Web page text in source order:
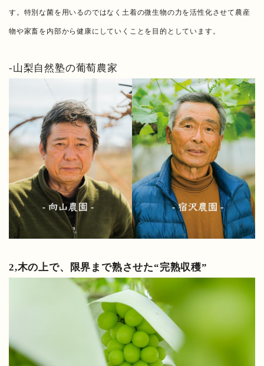
す。特別な菌を用いるのではなく土着の微生物の力を活性化させて農産
物や家畜を内部から健康にしていくことを目的としています。
-山梨自然塾の葡萄農家
2,木の上で、限界まで熟させた“完熟収穫”